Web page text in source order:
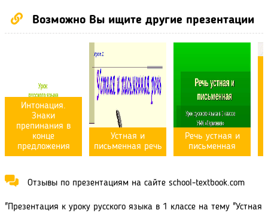
Возможно Вы ищите другие презентации
Интонация.
Знаки
препинания в
конце
предложения
Устная и
письменная речь
Речь устная и
письменная
Отзывы по презентациям на сайте school-textbook.com
"Презентация к уроку русского языка в 1 классе на тему "Устная